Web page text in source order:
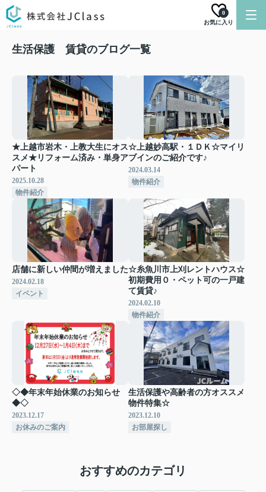
お気に入り
0
生活保護 賃貸のブログ一覧
★上越市岩木・上教大生にオス
スメ★リフォーム済み・単身ア
パート
2025.10.28
物件紹介
☆上越妙高駅・１ＤＫ☆マイリ
ブインのご紹介です♪
2024.03.14
物件紹介
店舗に新しい仲間が増えました
2024.02.18
イベント
☆糸魚川市上刈レントハウス☆
初期費用０・ペット可の一戸建
て賃貸♪
2024.02.10
物件紹介
◇◆年末年始休業のお知らせ
◆◇
2023.12.17
お休みのご案内
生活保護や高齢者の方オススメ
物件特集☆
2023.12.10
お部屋探し
おすすめのカテゴリ